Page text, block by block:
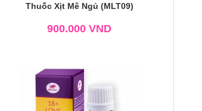
Thuốc Xịt Mê Ngủ (MLT09)
900.000 VND